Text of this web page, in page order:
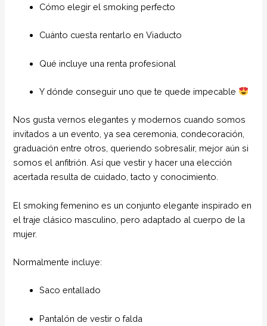
Cómo elegir el smoking perfecto
Cuánto cuesta rentarlo en Viaducto
Qué incluye una renta profesional
Y dónde conseguir uno que te quede impecable
Nos gusta vernos elegantes y modernos cuando somos
invitados a un evento, ya sea ceremonia, condecoración,
graduación entre otros, queriendo sobresalir, mejor aún si
somos el anfitrión. Así que vestir y hacer una elección
acertada resulta de cuidado, tacto y conocimiento.
El smoking femenino es un conjunto elegante inspirado en
el traje clásico masculino, pero adaptado al cuerpo de la
mujer.
Normalmente incluye:
Saco entallado
Pantalón de vestir o falda